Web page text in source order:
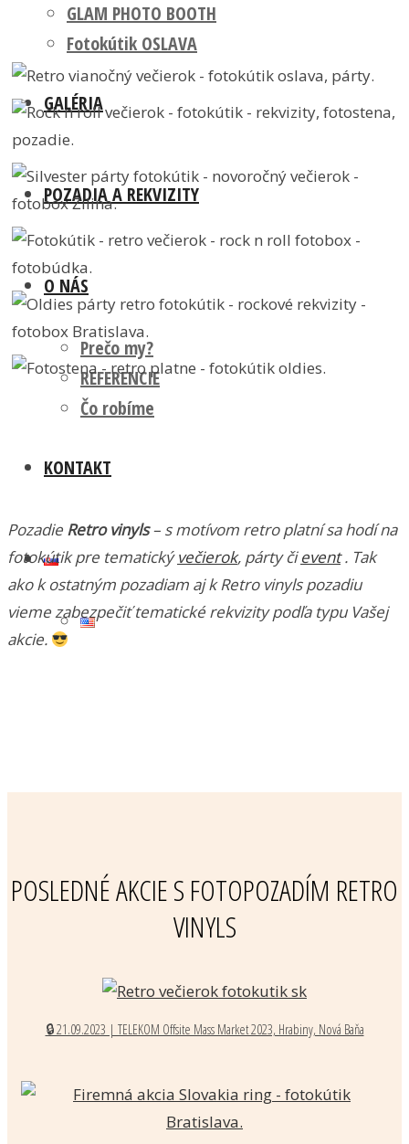
GLAM PHOTO BOOTH
Fotokútik OSLAVA
GALÉRIA
POZADIA A REKVIZITY
O NÁS
Prečo my?
REFERENCIE
Čo robíme
KONTAKT
Pozadie Retro vinyls– s motívom retro platní sa hodí na
fotokútik pre tematickývečierok, párty čievent. Tak
ako k ostatným pozadiam aj k Retro vinyls pozadiu
vieme zabezpečiť tematické rekvizity podľa typu Vašej
akcie.
POSLEDNÉ AKCIE S FOTOPOZADÍM RETRO
VINYLS
🔒 21.09.2023 | TELEKOM Offsite Mass Market 2023, Hrabiny, Nová Baňa